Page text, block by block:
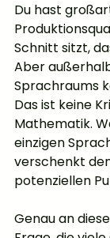
Du hast
Schnitt sitzt,
Aber
Sprachraums
Das ist keine
Mathematik.
einzigen
verschenkt
potenziellen
Genau an